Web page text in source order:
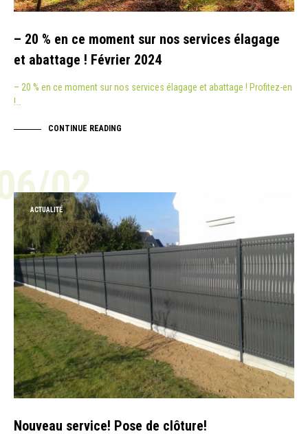
– 20 % en ce moment sur nos services élagage
et abattage ! Février 2024
– 20 % en ce moment sur nos services élagage et abattage ! Profitez-en
!…
CONTINUE READING
02
ACTUALITÉ
Nouveau service! Pose de clôture!